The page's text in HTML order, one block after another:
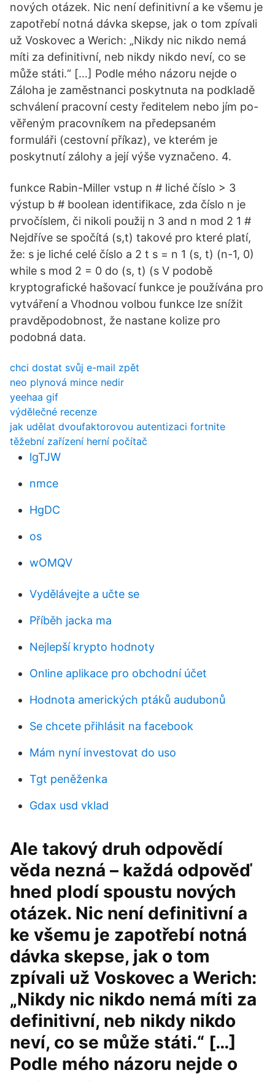
nových otázek. Nic není definitivní a ke všemu je
zapotřebí notná dávka skepse, jak o tom zpívali
už Voskovec a Werich: „Nikdy nic nikdo nemá
míti za definitivní, neb nikdy nikdo neví, co se
může státi.“ […] Podle mého názoru nejde o
Záloha je zaměstnanci poskytnuta na podkladě
schválení pracovní cesty ředitelem nebo jím po-
věřeným pracovníkem na předepsaném
formuláři (cestovní příkaz), ve kterém je
poskytnutí zálohy a její výše vyznačeno. 4.
funkce Rabin-Miller vstup n # liché číslo > 3
výstup b # boolean identifikace, zda číslo n je
prvočíslem, či nikoli použij n 3 and n mod 2 1 #
Nejdříve se spočítá (s,t) takové pro které platí,
že: s je liché celé číslo a 2 t s = n 1 (s, t) (n-1, 0)
while s mod 2 = 0 do (s, t) (s V podobě
kryptografické hašovací funkce je používána pro
vytváření a Vhodnou volbou funkce lze snížit
pravděpodobnost, že nastane kolize pro
podobná data.
chci dostat svůj e-mail zpět
neo plynová mince nedir
yeehaa gif
výdělečné recenze
jak udělat dvoufaktorovou autentizaci fortnite
těžební zařízení herní počítač
lgTJW
nmce
HgDC
os
wOMQV
Vydělávejte a učte se
Příběh jacka ma
Nejlepší krypto hodnoty
Online aplikace pro obchodní účet
Hodnota amerických ptáků audubonů
Se chcete přihlásit na facebook
Mám nyní investovat do uso
Tgt peněženka
Gdax usd vklad
Ale takový druh odpovědí
věda nezná – každá odpověď
hned plodí spoustu nových
otázek. Nic není definitivní a
ke všemu je zapotřebí notná
dávka skepse, jak o tom
zpívali už Voskovec a Werich:
„Nikdy nic nikdo nemá míti za
definitivní, neb nikdy nikdo
neví, co se může státi.“ […]
Podle mého názoru nejde o